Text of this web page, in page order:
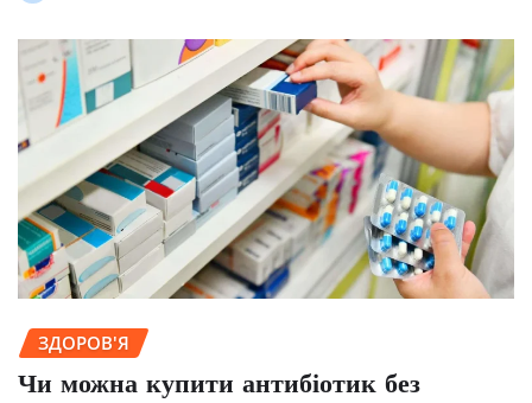
ЗДОРОВ'Я
Чи можна купити антибіотик без